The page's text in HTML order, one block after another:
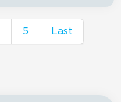
5 Last